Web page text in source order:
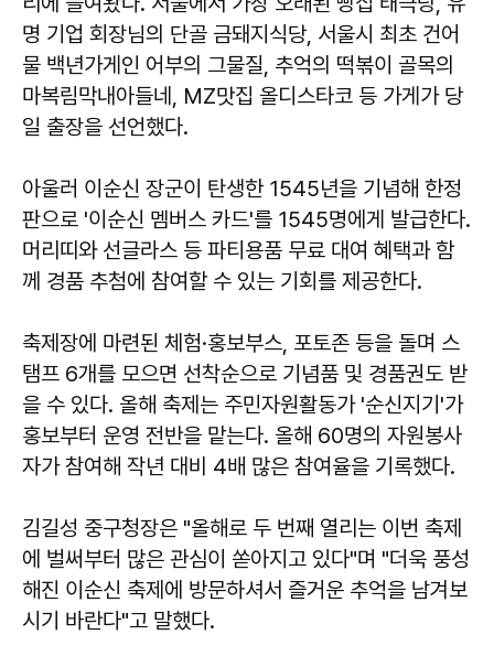
명 기업 회장님의 단골 금돼지식당, 서울시 최초 건어
물 백년가게인 어부의 그물질, 추억의 떡볶이 골목의
마복림막내아들네, MZ맛집 올디스타코 등 가게가 당
일 출장을 선언했다.
아울러 이순신 장군이 탄생한 1545년을 기념해 한정
판으로 '이순신 멤버스 카드'를 1545명에게 발급한다.
머리띠와 선글라스 등 파티용품 무료 대여 혜택과 함
께 경품 추첨에 참여할 수 있는 기회를 제공한다.
축제장에 마련된 체험·홍보부스, 포토존 등을 돌며 스
탬프 6개를 모으면 선착순으로 기념품 및 경품권도 받
을 수 있다. 올해 축제는 주민자원활동가 '순신지기'가
홍보부터 운영 전반을 맡는다. 올해 60명의 자원봉사
자가 참여해 작년 대비 4배 많은 참여율을 기록했다.
김길성 중구청장은 "올해로 두 번째 열리는 이번 축제
에 벌써부터 많은 관심이 쏟아지고 있다"며 "더욱 풍성
해진 이순신 축제에 방문하셔서 즐거운 추억을 남겨보
시기 바란다"고 말했다.